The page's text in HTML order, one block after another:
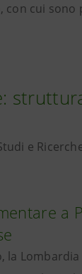
con cui
e
a
la